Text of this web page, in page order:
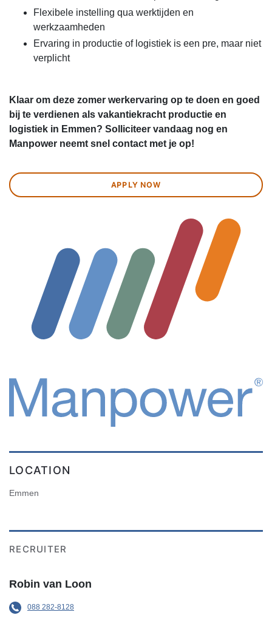
Flexibele instelling qua werktijden en
werkzaamheden
Ervaring in productie of logistiek is een pre, maar niet
verplicht
Klaar om deze zomer werkervaring op te doen en goed
bij te verdienen als vakantiekracht productie en
logistiek in Emmen? Solliciteer vandaag nog en
Manpower neemt snel contact met je op!
APPLY NOW
LOCATION
Emmen
RECRUITER
Robin van Loon
088 282-8128